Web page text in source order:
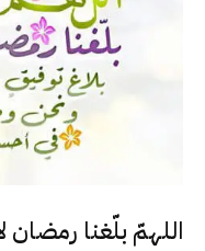
اللهمّ بلّغنا رمضان